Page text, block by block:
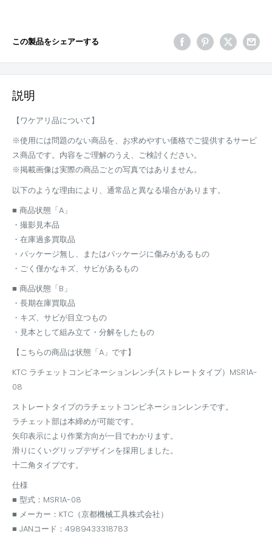
この製品をシェアーする
説明
【ワケアリ品について】
※使用には問題のない商品を、お求めやすい価格でご提供するサービ
ス商品です。内容をご理解のうえ、ご検討ください。
※掲載画像は実際の商品ごとの写真ではありません。
以下のような理由により、通常品と異なる場合があります。
■ 商品状態「A」
・撮影見本品
・在庫過多買取品
・パッケージ無し、またはパッケージに傷みがあるもの
・ごく僅かなキズ、サビがあるもの
■ 商品状態「B」
・長期在庫買取品
・キズ、サビが目立つもの
・見本として組み立て・分解をしたもの
【こちらの商品は状態「A」です】
KTC ラチェットコンビネーションレンチ(ストレートタイプ）MSR1A-
08
ストレートタイプのラチェットコンビネーションレンチです。
ラチェット部は本締めが可能です。
矢印表示により作業方向が一目でわかります。
滑りにくいグリップデザインを採用しました。
十二角タイプです。
仕様
■ 型式：MSR1A-08
■ メーカー：KTC（京都機械工具株式会社）
■ JANコード：4989433318783